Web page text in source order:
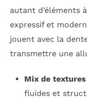
autant d’éléments
expressif et
jouent avec la
transmettre une
Mix de textures
fluides et